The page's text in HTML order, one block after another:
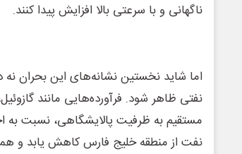
ناگهانی و با سرعتی بالا افزایش پیدا کنند.
اما شاید نخستین نشانه‌های این بحران نه
نفتی ظاهر شود. فرآورده‌هایی مانند
مستقیم به ظرفیت پالایشگاهی، نسبت
نفت از منطقه خلیج فارس کاهش یابد و